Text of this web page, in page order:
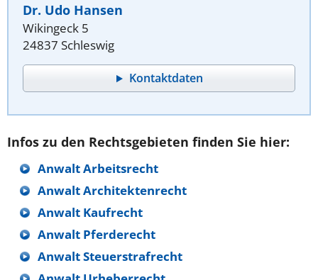
Dr. Udo Hansen
Wikingeck 5
24837 Schleswig
Kontaktdaten
Infos zu den Rechtsgebieten finden Sie hier:
Anwalt Arbeitsrecht
Anwalt Architektenrecht
Anwalt Kaufrecht
Anwalt Pferderecht
Anwalt Steuerstrafrecht